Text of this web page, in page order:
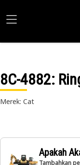
8C-4882:
Merek: Cat
Apakah
Tambahkan